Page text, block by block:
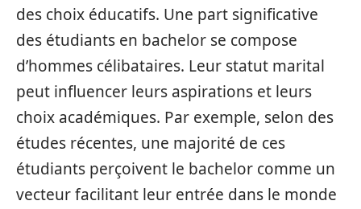
des choix éducatifs. Une part significative
des étudiants en bachelor se compose
d’hommes célibataires. Leur statut marital
peut influencer leurs aspirations et leurs
choix académiques. Par exemple, selon des
études récentes, une majorité de ces
étudiants perçoivent le bachelor comme un
vecteur facilitant leur entrée dans le monde